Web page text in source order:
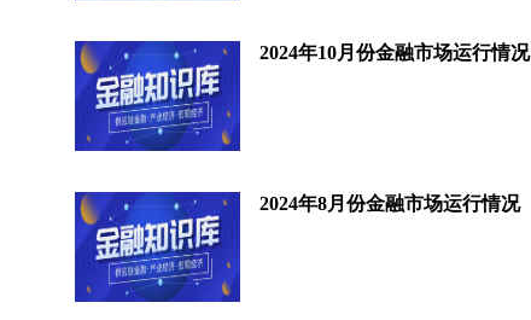
2024年10月份金融市场运行情况
2024年8月份金融市场运行情况